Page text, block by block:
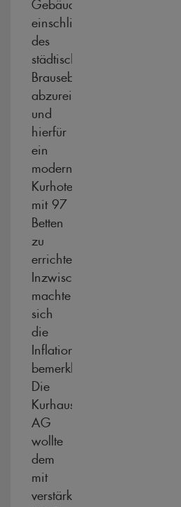
Gebäude,
einschließlich
des
städtischen
Brausebades,
abzureißen
und
hierfür
ein
modernes
Kurhotel
mit 97
Betten
zu
errichten.
Inzwischen
machte
sich
die
Inflation
bemerkbar.
Die
Kurhaus
AG
wollte
dem
mit
verstärkter